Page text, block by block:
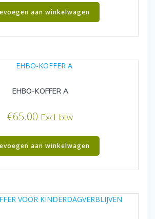
aan winkelwagen
EHBO-KOFFER A
€65.00 Excl. btw
aan winkelwagen